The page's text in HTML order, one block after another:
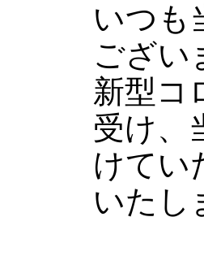
いつも
ござい
新型コ
受け、
けてい
いたし